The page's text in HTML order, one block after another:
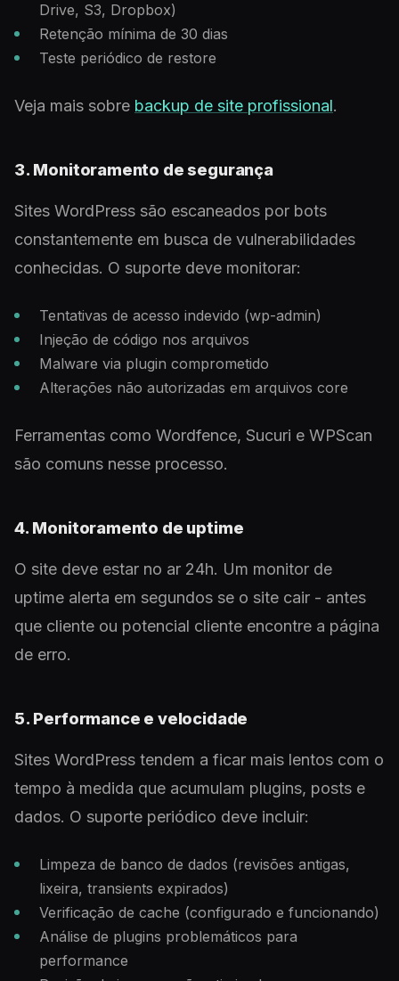
Drive, S3, Dropbox)
Retenção mínima de 30 dias
Teste periódico de restore
Veja mais sobre backup de site profissional.
3. Monitoramento de segurança
Sites WordPress são escaneados por bots
constantemente em busca de vulnerabilidades
conhecidas. O suporte deve monitorar:
Tentativas de acesso indevido (wp-admin)
Injeção de código nos arquivos
Malware via plugin comprometido
Alterações não autorizadas em arquivos core
Ferramentas como Wordfence, Sucuri e WPScan
são comuns nesse processo.
4. Monitoramento de uptime
O site deve estar no ar 24h. Um monitor de
uptime alerta em segundos se o site cair - antes
que cliente ou potencial cliente encontre a página
de erro.
5. Performance e velocidade
Sites WordPress tendem a ficar mais lentos com o
tempo à medida que acumulam plugins, posts e
dados. O suporte periódico deve incluir:
Limpeza de banco de dados (revisões antigas,
lixeira, transients expirados)
Verificação de cache (configurado e funcionando)
Análise de plugins problemáticos para
performance